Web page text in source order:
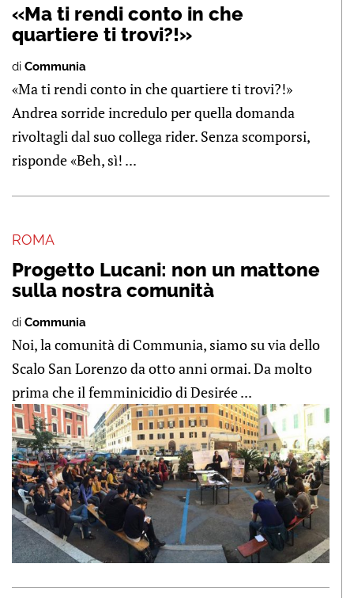
«Ma ti rendi conto in che
quartiere ti trovi?!»
di Communia
«Ma ti rendi conto in che quartiere ti trovi?!»
Andrea sorride incredulo per quella domanda
rivoltagli dal suo collega rider. Senza scomporsi,
risponde «Beh, sì! ...
ROMA
Progetto Lucani: non un mattone
sulla nostra comunità
di Communia
Noi, la comunità di Communia, siamo su via dello
Scalo San Lorenzo da otto anni ormai. Da molto
prima che il femminicidio di Desirée ...